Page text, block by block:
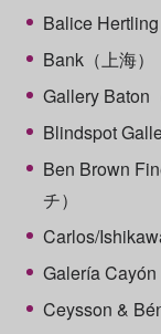
Balice Hertling
Bank（上海）
Gallery Baton
Blindspot
Ben Brown
チ）
Carlos/
Galería Cayón
Ceysson &